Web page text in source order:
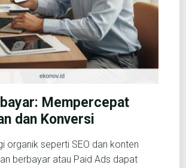
Mempercepat
dan Konversi
organik seperti SEO dan konten
berbayar atau Paid Ads dapat